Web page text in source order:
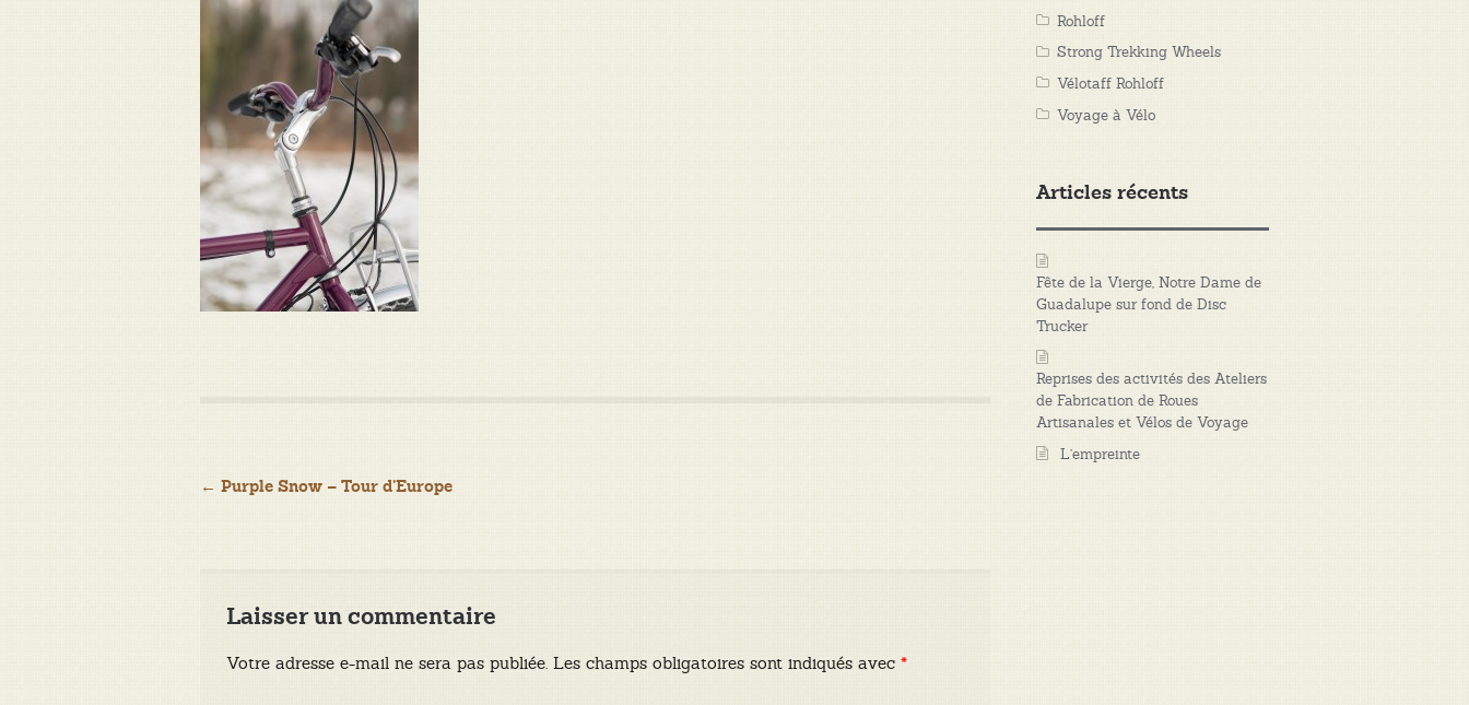
Navigation
← Purple Snow – Tour d’Europe
Laisser un commentaire
Votre adresse e-mail ne sera pas publiée. Les champs obligatoires sont indiqués avec*
Rohloff
Strong Trekking Wheels
Vélotaff Rohloff
Voyage à Vélo
Articles récents
Fête de la Vierge, Notre Dame de
Guadalupe sur fond de Disc
Trucker
Reprises des activités des Ateliers
de Fabrication de Roues
Artisanales et Vélos de Voyage
L’empreinte